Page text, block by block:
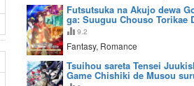
Futsutsuka na Akujo dewa
ga: Suuguu Chouso Torikae
9.2
Fantasy, Romance
Tsuihou sareta Tensei
Game Chishiki de Musou